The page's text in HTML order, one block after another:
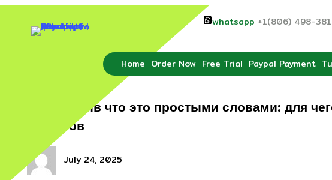
content
whatsapp +1(806) 498-
Home Order Now Free Trial Paypal Payment
Аккредитив что это простыми словами: для
расчетов
July 24, 2025